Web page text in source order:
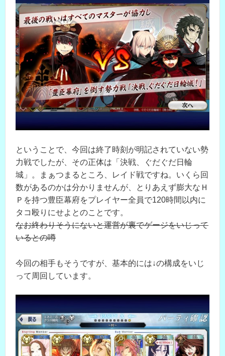
ということで、今回は終了時刻が明記されていない勢
力戦でしたが、その正体は「決戦、ぐだぐだ日輪
城」。まぁつまるところ、レイド戦ですね。いくら回
数があるのかは分かりませんが、とりあえず膨大なＨ
Ｐを持つ豊臣幕府をプレイヤー全員で120時間以内に
タコ殴りにせよとのことです。
なお終わりそうにないと運営が裏でゲージをいじって
いるとの噂
今回の相手もそうですが、基本的には↓の構成をいじ
って周回しています。